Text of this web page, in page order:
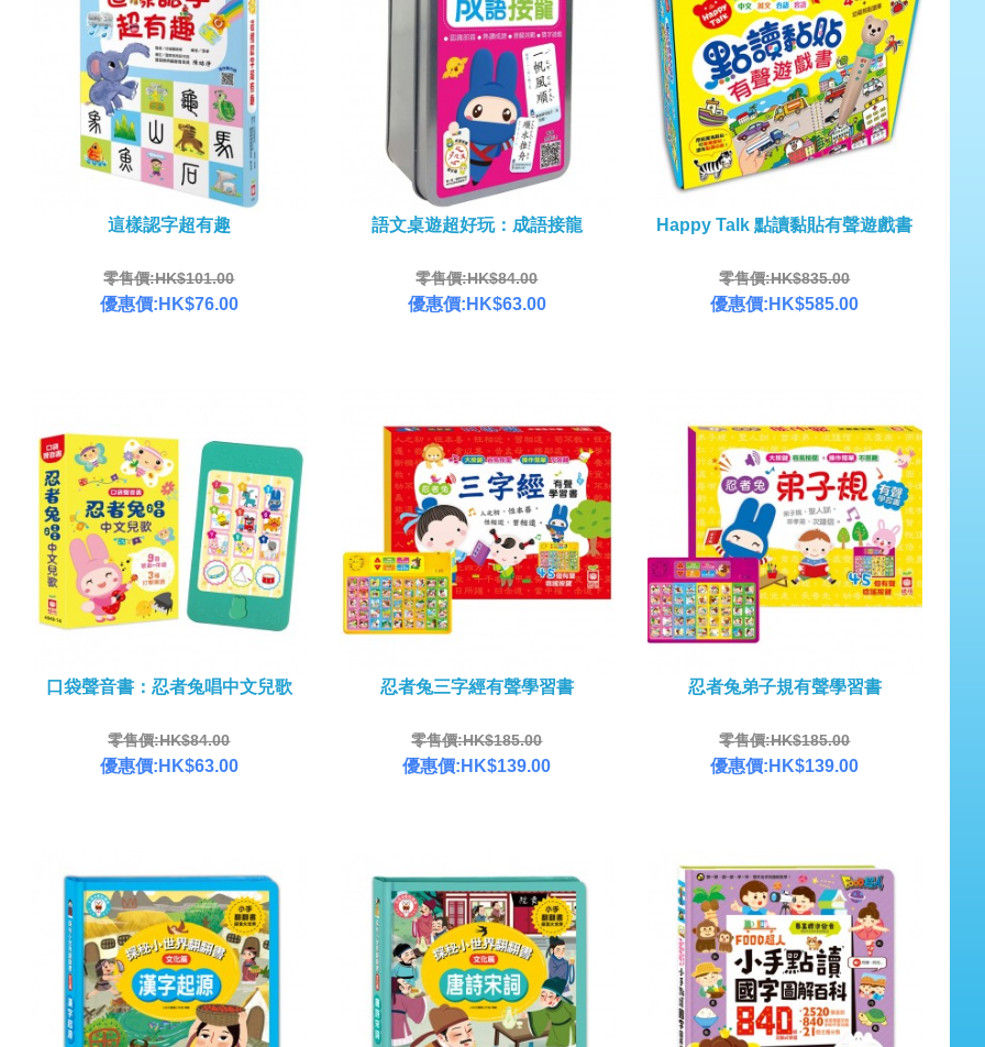
這樣認字超有趣
零售價:HK$101.00
優惠價:HK$76.00
語文桌遊超好玩：成語接龍
零售價:HK$84.00
優惠價:HK$63.00
Happy Talk 點讀黏貼有聲遊戲書
零售價:HK$835.00
優惠價:HK$585.00
口袋聲音書：忍者兔唱中文兒歌
零售價:HK$84.00
優惠價:HK$63.00
忍者兔三字經有聲學習書
零售價:HK$185.00
優惠價:HK$139.00
忍者兔弟子規有聲學習書
零售價:HK$185.00
優惠價:HK$139.00